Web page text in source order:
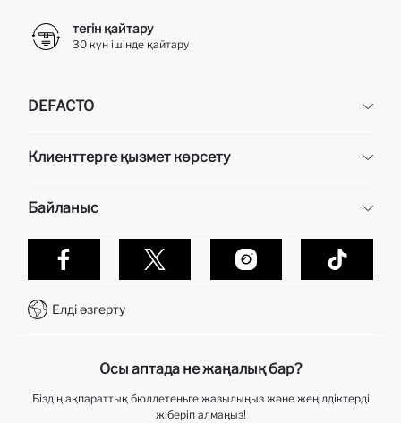
тегін қайтару
30 күн ішінде қайтару
DEFACTO
Біз туралы
Клиенттерге қызмет көрсету
Жеткізу
Алу кезінде төлем
Дефакто-да сатып алулар қалай жасалынады?
тапсырысты қадағалау
Тапсырысты қалай қайтаруға болады?
Байланыс
Эксклюзивті беттер
Байланыс
Байланыс орталығы +7 727 338 24 60
Елді өзгерту
Осы аптада не жаңалық бар?
Біздің ақпараттық бюллетеньге жазылыңыз және жеңілдіктерді
жіберіп алмаңыз!